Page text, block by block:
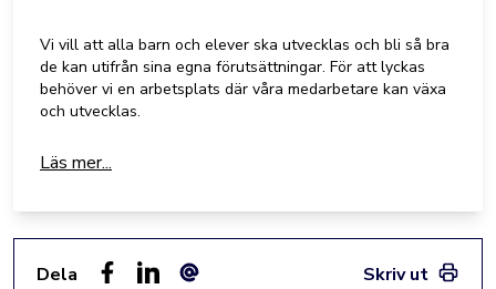
Vi vill att alla barn och elever ska utvecklas och bli så bra
de kan utifrån sina egna förutsättningar. För att lyckas
behöver vi en arbetsplats där våra medarbetare kan växa
och utvecklas.
Läs mer...
Dela
Skriv ut